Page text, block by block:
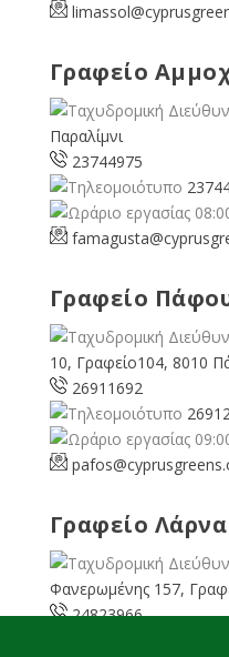
limassol@
Γραφείο
Παραλίμνι
23744975
famagusta@
Γραφείο
10, Γραφείο104, 8010
26911692
Γραφείο
Φανερωμένης 157,
24823966